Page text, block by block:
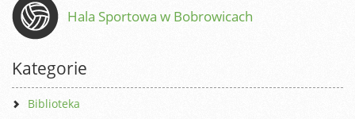
Hala Sportowa w Bobrowicach
Kategorie
Biblioteka